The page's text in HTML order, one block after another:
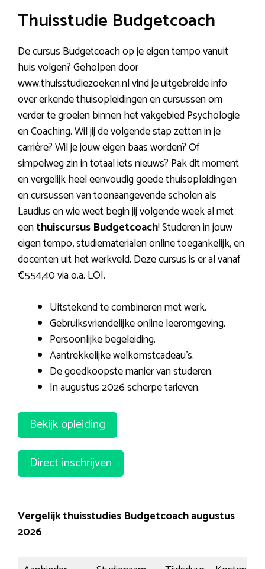
Thuisstudie Budgetcoach
De cursus Budgetcoach op je eigen tempo vanuit
huis volgen? Geholpen door
www.thuisstudiezoeken.nl vind je uitgebreide info
over erkende thuisopleidingen en cursussen om
verder te groeien binnen het vakgebied Psychologie
en Coaching. Wil jij de volgende stap zetten in je
carrière? Wil je jouw eigen baas worden? Of
simpelweg zin in totaal iets nieuws? Pak dit moment
en vergelijk heel eenvoudig goede thuisopleidingen
en cursussen van toonaangevende scholen als
Laudius en wie weet begin jij volgende week al met
eenthuiscursus Budgetcoach! Studeren in jouw
eigen tempo, studiematerialen online toegankelijk, en
docenten uit het werkveld. Deze cursus is er al vanaf
€554,40 via o.a. LOI.
Uitstekend te combineren met werk.
Gebruiksvriendelijke online leeromgeving.
Persoonlijke begeleiding.
Aantrekkelijke welkomstcadeau’s.
De goedkoopste manier van studeren.
In augustus 2026 scherpe tarieven.
Bekijk opleiding
Direct inschrijven
Vergelijk thuisstudies Budgetcoach augustus
2026